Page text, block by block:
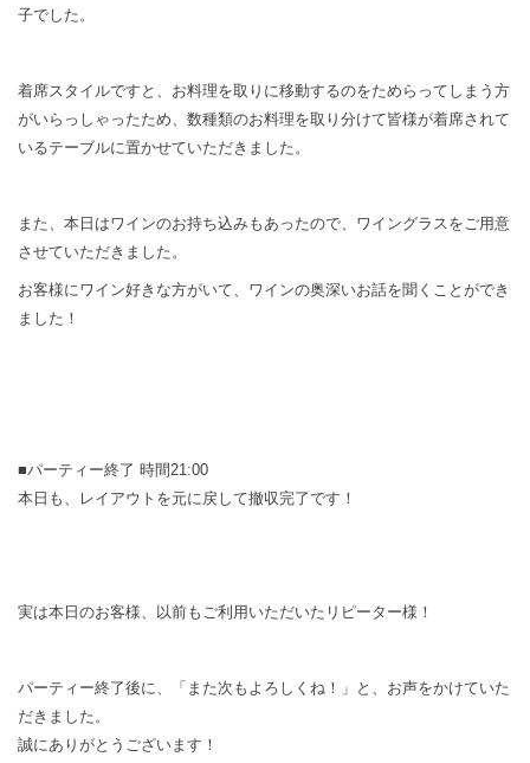
子でした。
着席スタイルですと、お料理を取りに移動するのをためらってしまう方
がいらっしゃったため、数種類のお料理を取り分けて皆様が着席されて
いるテーブルに置かせていただきました。
また、本日はワインのお持ち込みもあったので、ワイングラスをご用意
させていただきました。
お客様にワイン好きな方がいて、ワインの奥深いお話を聞くことができ
ました！
■パーティー終了 時間21:00
本日も、レイアウトを元に戻して撤収完了です！
実は本日のお客様、以前もご利用いただいたリピーター様！
パーティー終了後に、「また次もよろしくね！」と、お声をかけていた
だきました。
誠にありがとうございます！